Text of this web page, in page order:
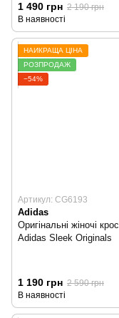
1 490 грн 2 190 грн
В наявності
НАЙКРАЩА ЦІНА
РОЗПРОДАЖ
−54%
Артикул: CG6193
Adidas
Оригінальні жіночі
Adidas Sleek Originals
1 190 грн 2 590 грн
В наявності